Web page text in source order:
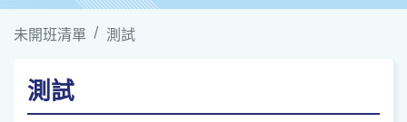
未開班清單 測試
測試